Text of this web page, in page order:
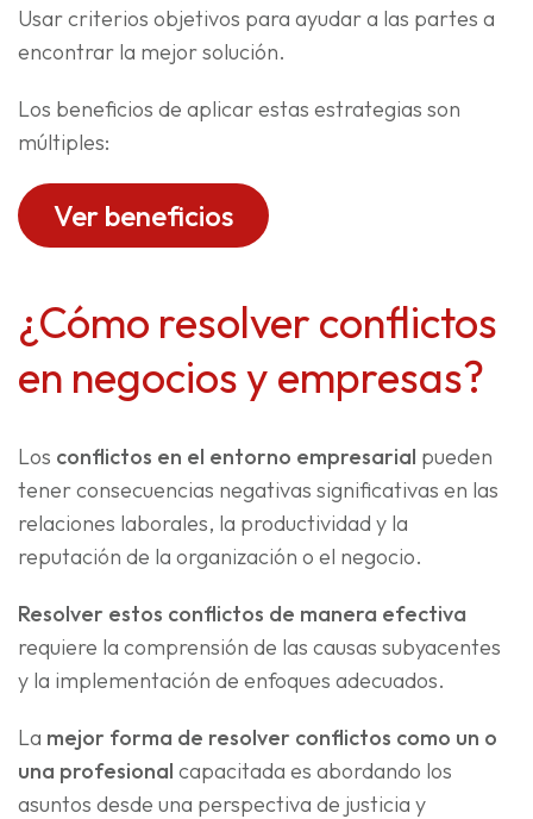
Usar criterios objetivos para ayudar a las partes a
encontrar la mejor solución.
Los beneficios de aplicar estas estrategias son
múltiples:
Ver beneficios
¿Cómo resolver conflictos
en negocios y empresas?
Los conflictos en el entorno empresarial pueden
tener consecuencias negativas significativas en las
relaciones laborales, la productividad y la
reputación de la organización o el negocio.
Resolver estos conflictos de manera efectiva
requiere la comprensión de las causas subyacentes
y la implementación de enfoques adecuados.
La mejor forma de resolver conflictos como un o
una profesional capacitada es abordando los
asuntos desde una perspectiva de justicia y